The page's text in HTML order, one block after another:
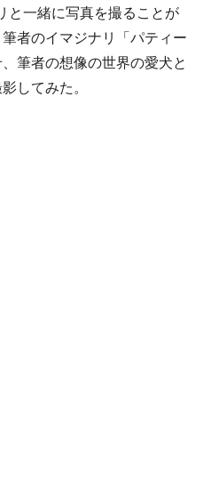
と一緒に写真を撮ることが
者のイマジナリ「パティー
筆者の想像の世界の愛犬と
してみた。